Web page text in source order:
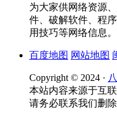
为大家供网络资源
件、破解软件、程
用技巧等网络信息。
百度地图 网站地图
Copyright © 2024 ·
本站内容来源于互
请务必联系我们删